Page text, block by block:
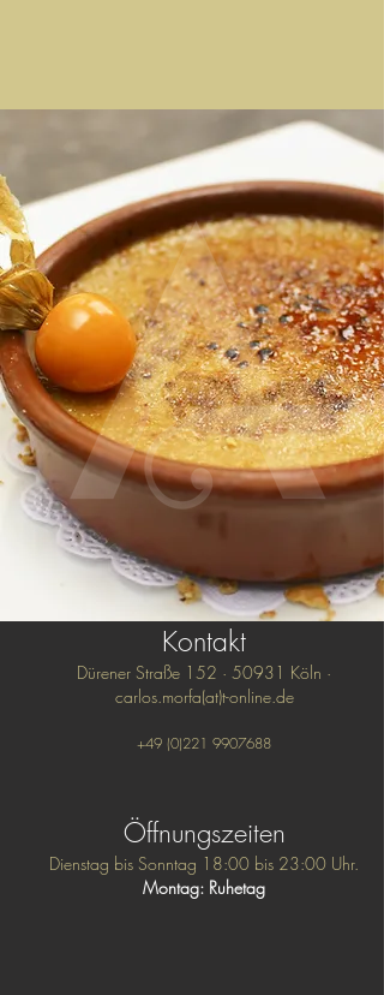
Kontakt
Dürener Straße 152 · 50931 Köln ·
carlos.morfa(at)t-online.de
+49 (0)221 9907688
Öffnungszeiten
Dienstag bis Sonntag 18:00 bis 23:00 Uhr.
Montag: Ruhetag